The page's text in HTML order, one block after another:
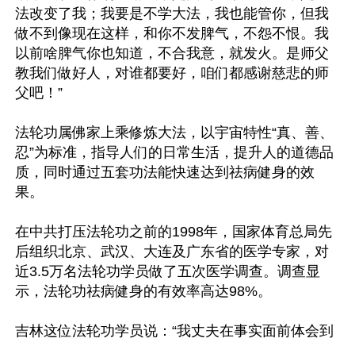
法改变了我；我要是不学大法，我也能管你，但我
做不到像现在这样，和你不发脾气，不怨不恨。我
以前啥脾气你也知道，不合我意，就发火。是师父
教我们做好人，对谁都要好，咱们都感谢慈悲的师
父吧！”
法轮功属佛家上乘修炼大法，以宇宙特性“真、善、
忍”为标准，指导人们的日常生活，提升人的道德品
质，同时通过五套功法能快速达到祛病健身的效
果。
在中共打压法轮功之前的1998年，国家体育总局先
后组织北京、武汉、大连及广东省的医学专家，对
近3.5万名法轮功学员做了五次医学调查。调查显
示，法轮功祛病健身的有效率高达98%。
吉林这位法轮功学员说：“我丈夫在事实面前体会到